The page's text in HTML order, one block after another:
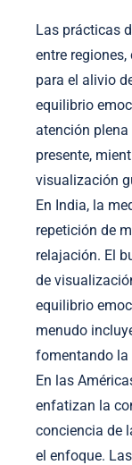
Las prácticas
entre
para el alivio
equilibrio
atención
presente,
visualización
En India, la
repetición de
relajación. El
de
equilibrio
menudo
fomentando la
En las
enfatizan la
conciencia de
el enfoque.